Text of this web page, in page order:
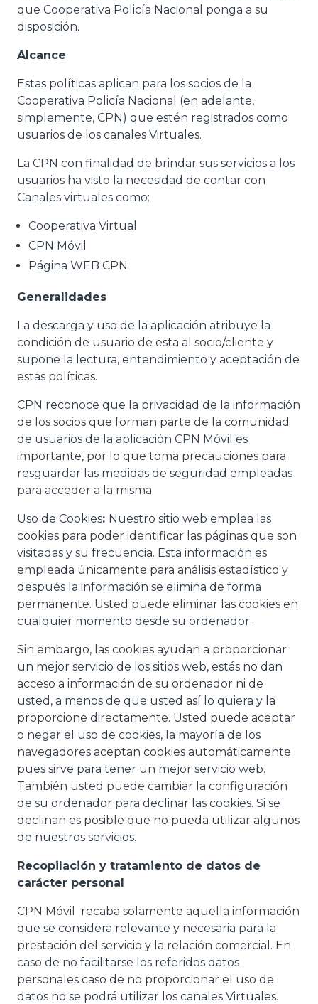
que Cooperativa Policía Nacional ponga a su
disposición.
Alcance
Estas políticas aplican para los socios de la
Cooperativa Policía Nacional (en adelante,
simplemente, CPN) que estén registrados como
usuarios de los canales Virtuales.
La CPN con finalidad de brindar sus servicios a los
usuarios ha visto la necesidad de contar con
Canales virtuales como:
Cooperativa Virtual
CPN Móvil
Página WEB CPN
Generalidades
La descarga y uso de la aplicación atribuye la
condición de usuario de esta al socio/cliente y
supone la lectura, entendimiento y aceptación de
estas políticas.
CPN reconoce que la privacidad de la información
de los socios que forman parte de la comunidad
de usuarios de la aplicación CPN Móvil es
importante, por lo que toma precauciones para
resguardar las medidas de seguridad empleadas
para acceder a la misma.
Uso de Cookies: Nuestro sitio web emplea las
cookies para poder identificar las páginas que son
visitadas y su frecuencia. Esta información es
empleada únicamente para análisis estadístico y
después la información se elimina de forma
permanente. Usted puede eliminar las cookies en
cualquier momento desde su ordenador.
Sin embargo, las cookies ayudan a proporcionar
un mejor servicio de los sitios web, estás no dan
acceso a información de su ordenador ni de
usted, a menos de que usted así lo quiera y la
proporcione directamente. Usted puede aceptar
o negar el uso de cookies, la mayoría de los
navegadores aceptan cookies automáticamente
pues sirve para tener un mejor servicio web.
También usted puede cambiar la configuración
de su ordenador para declinar las cookies. Si se
declinan es posible que no pueda utilizar algunos
de nuestros servicios.
Recopilación y tratamiento de datos de
carácter personal
CPN Móvil recaba solamente aquella información
que se considera relevante y necesaria para la
prestación del servicio y la relación comercial. En
caso de no facilitarse los referidos datos
personales caso de no proporcionar el uso de
datos no se podrá utilizar los canales Virtuales.